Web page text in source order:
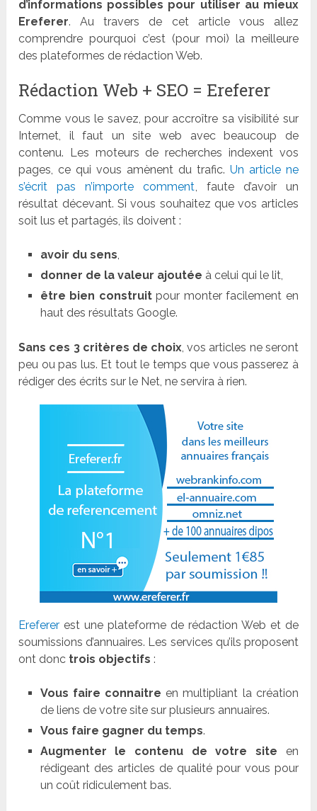
d’informations possibles pour utiliser au mieux
Ereferer. Au travers de cet article vous allez
comprendre pourquoi c’est (pour moi) la meilleure
des plateformes de rédaction Web.
Rédaction Web + SEO = Ereferer
Comme vous le savez, pour accroître sa visibilité sur
Internet, il faut un site web avec beaucoup de
contenu. Les moteurs de recherches indexent vos
pages, ce qui vous amènent du trafic. Un article ne
s’écrit pas n’importe comment, faute d’avoir un
résultat décevant. Si vous souhaitez que vos articles
soit lus et partagés, ils doivent :
avoir du sens,
donner de la valeur ajoutée à celui qui le lit,
être bien construitpour monter facilement en
haut des résultats Google.
Sans ces 3 critères de choix, vos articles ne seront
peu ou pas lus. Et tout le temps que vous passerez à
rédiger des écrits sur le Net, ne servira à rien.
Ereferer est une plateforme de rédaction Web et de
soumissions d’annuaires. Les services qu’ils proposent
ont donc trois objectifs :
Vous faire connaitre en multipliant la création
de liens de votre site sur plusieurs annuaires.
Vous faire gagner du temps.
Augmenter le contenu de votre site en
rédigeant des articles de qualité pour vous pour
un coût ridiculement bas.